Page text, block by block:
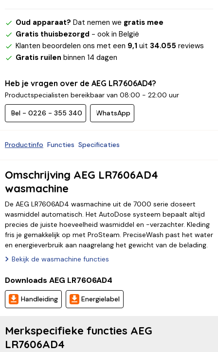
Oud apparaat? Dat nemen we gratis mee
Gratis thuisbezorgd - ook in België
Klanten beoordelen ons met een 9,1 uit 34.055 reviews
Gratis ruilen binnen 14 dagen
Heb je vragen over de AEG LR7606AD4?
Productspecialisten bereikbaar van 08:00 - 22:00 uur
Bel - 0226 - 355 340 WhatsApp
Productinfo Functies Specificaties
Omschrijving AEG LR7606AD4
wasmachine
De AEG LR7606AD4 wasmachine uit de 7000 serie doseert
wasmiddel automatisch. Het AutoDose systeem bepaalt altijd
precies de juiste hoeveelheid wasmiddel en -verzachter. Kleding
fris je gemakkelijk op met ProSteam. PreciseWash past het water
en energieverbruik aan naagrelang het gewicht van de belading.
Bekijk de wasmachine functies
Downloads AEG LR7606AD4
Handleiding Energielabel
Merkspecifieke functies AEG
LR7606AD4